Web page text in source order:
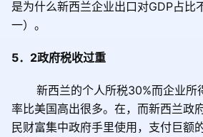
是为什么新西兰企业出口对GDP占比
一）。
5． 2政府税收过重
新西兰的个人所税30%而企业所
率比美国高出很多。在，而新西兰政
民财富集中政府手里使用，支付巨额